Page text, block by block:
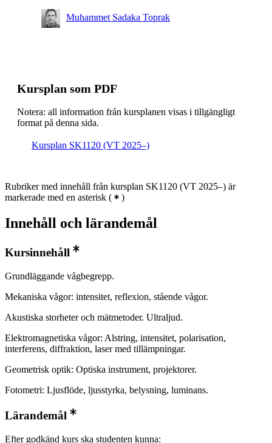
Muhammet Sadaka Toprak
Kursplan som PDF
Notera: all information från kursplanen visas i tillgängligt
format på denna sida.
Kursplan SK1120 (VT 2025–)
Rubriker med innehåll från kursplan SK1120 (VT 2025–) är
markerade med en asterisk ( )
Innehåll och lärandemål
Kursinnehåll
Grundläggande vågbegrepp.
Mekaniska vågor: intensitet, reflexion, stående vågor.
Akustiska storheter och mätmetoder. Ultraljud.
Elektromagnetiska vågor: Alstring, intensitet, polarisation,
interferens, diffraktion, laser med tillämpningar.
Geometrisk optik: Optiska instrument, projektorer.
Fotometri: Ljusflöde, ljusstyrka, belysning, luminans.
Lärandemål
Efter godkänd kurs ska studenten kunna: